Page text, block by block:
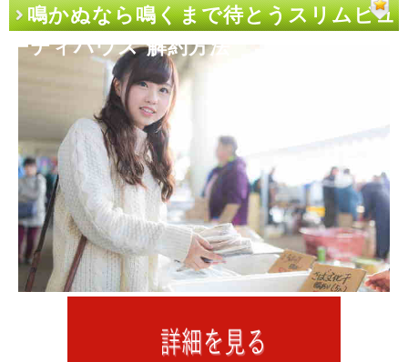
鳴かぬなら鳴くまで待とうスリムビュ
ーティハウス 解約方法